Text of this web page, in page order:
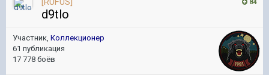
84
d9tlo
Участник, Коллекционер
61 публикация
17 778 боёв